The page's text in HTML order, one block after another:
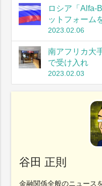
ロシア「Alfa-
ットフォーム
2023.02.06
南アフリカ大
で受け入れ
2023.02.03
谷田 正則
金融関係全般のニュース